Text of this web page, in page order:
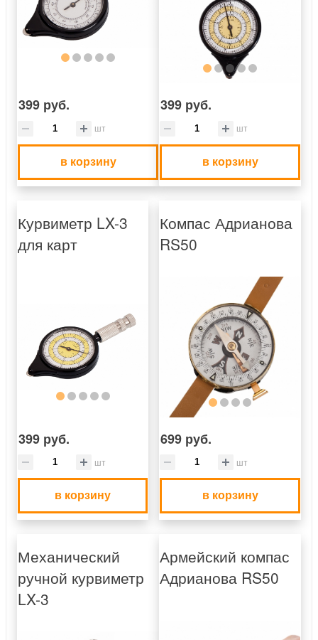
399 руб.
шт
в корзину
399 руб.
шт
в корзину
Курвиметр LX-3
для карт
399 руб.
шт
в корзину
Компас Адрианова
RS50
699 руб.
шт
в корзину
Механический
ручной курвиметр
LX-3
Армейский компас
Адрианова RS50